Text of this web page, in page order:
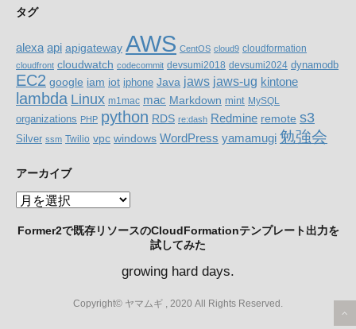
タグ
alexa api apigateway AWS CentOS cloud9 cloudformation
cloudfront cloudwatch codecommit devsumi2018 devsumi2024 dynamodb
EC2 google iam iot iphone Java jaws jaws-ug kintone
lambda Linux m1mac mac Markdown mint MySQL
organizations PHP python RDS re:dash Redmine remote s3
Silver ssm Twilio vpc windows WordPress yamamugi 勉強会
アーカイブ
ア
カ
Former2で既存リソースのCloudFormationテンプレート出力を
試してみた
growing hard days.
Copyright© ヤマムギ , 2020 All Rights Reserved.